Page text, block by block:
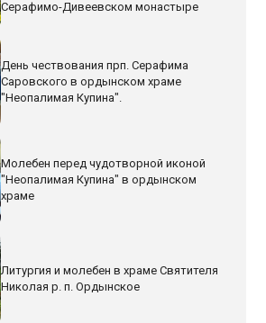
Серафимо-Дивеевском монастыре
День чествования прп. Серафима
Саровского в ордынском храме
"Неопалимая Купина".
Молебен перед чудотворной иконой
"Неопалимая Купина" в ордынском
храме
Литургия и молебен в храме Святителя
Николая р. п. Ордынское